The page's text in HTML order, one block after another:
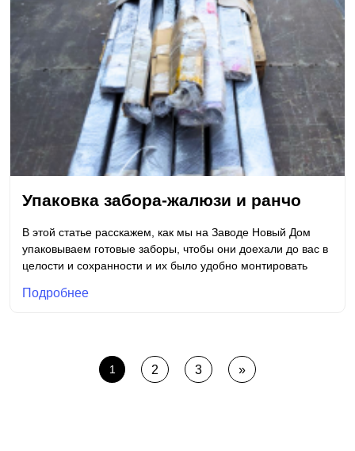
Упаковка забора-жалюзи и ранчо
В этой статье расскажем, как мы на Заводе Новый Дом
упаковываем готовые заборы, чтобы они доехали до вас в
целости и сохранности и их было удобно монтировать
Подробнее
1 2 3 »